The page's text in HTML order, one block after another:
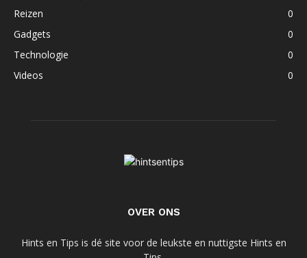
Reizen
0
Gadgets
0
Technologie
0
Videos
0
OVER ONS
Hints en Tips is dé site voor de leukste en nuttigste Hints en